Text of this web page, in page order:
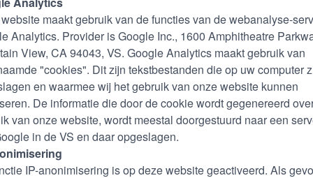
maakt gebruik van de functies van de webanalyse-
Analytics. Provider is Google Inc., 1600 Amphitheatre
View, CA 94043, VS. Google Analytics maakt gebruik van
"cookies". Dit zijn tekstbestanden die op uw computer
en waarmee wij het gebruik van onze website kunnen
De informatie die door de cookie wordt gegenereerd
van onze website, wordt meestal doorgestuurd naar een
in de VS en daar opgeslagen.
IP-anonimisering is op deze website geactiveerd. Als